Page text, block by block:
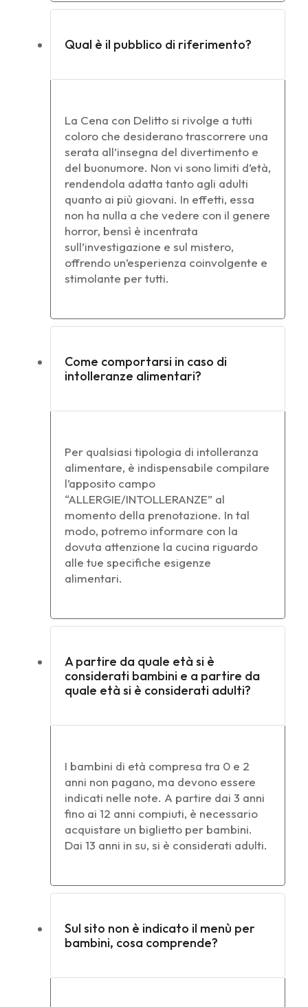
Qual è il pubblico di riferimento?
La Cena con Delitto si rivolge a tutti
coloro che desiderano trascorrere una
serata all’insegna del divertimento e
del buonumore. Non vi sono limiti d’età,
rendendola adatta tanto agli adulti
quanto ai più giovani. In effetti, essa
non ha nulla a che vedere con il genere
horror, bensì è incentrata
sull’investigazione e sul mistero,
offrendo un’esperienza coinvolgente e
stimolante per tutti.
Come comportarsi in caso di
intolleranze alimentari?
Per qualsiasi tipologia di intolleranza
alimentare, è indispensabile compilare
l’apposito campo
“ALLERGIE/INTOLLERANZE” al
momento della prenotazione. In tal
modo, potremo informare con la
dovuta attenzione la cucina riguardo
alle tue specifiche esigenze
alimentari.
A partire da quale età si è
considerati bambini e a partire da
quale età si è considerati adulti?
I bambini di età compresa tra 0 e 2
anni non pagano, ma devono essere
indicati nelle note. A partire dai 3 anni
fino ai 12 anni compiuti, è necessario
acquistare un biglietto per bambini.
Dai 13 anni in su, si è considerati adulti.
Sul sito non è indicato il menù per
bambini, cosa comprende?